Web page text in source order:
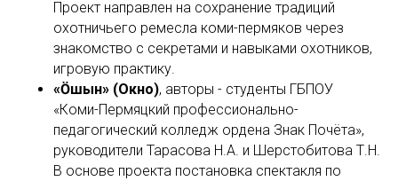
Проект направлен на сохранение традиций
охотничьего ремесла коми-пермяков через
знакомство с секретами и навыками охотников,
игровую практику.
«Ӧшын» (Окно), авторы - студенты ГБПОУ
«Коми-Пермяцкий профессионально-
педагогический колледж ордена Знак Почёта»,
руководители Тарасова Н.А. и Шерстобитова Т.Н.
В основе проекта постановка спектакля по